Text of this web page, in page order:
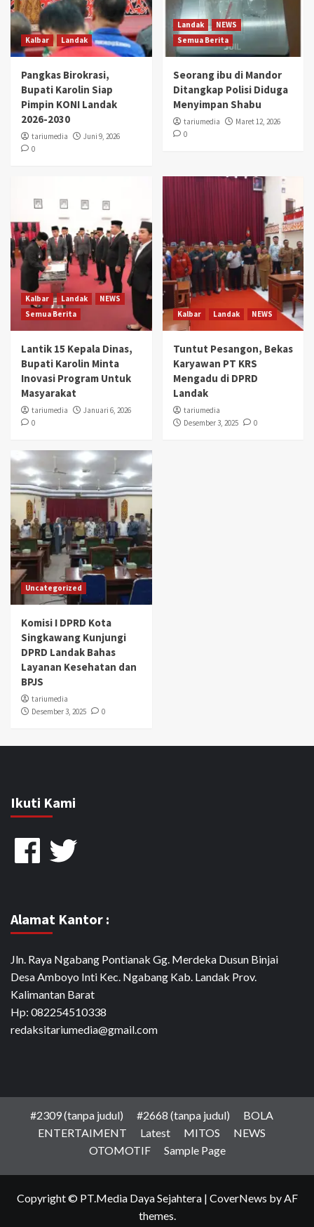
Kalbar Landak
Pangkas Birokrasi,
Bupati Karolin Siap
Pimpin KONI Landak
2026-2030
tariumedia
Juni 9, 2026
0
Landak
NEWS
Semua Berita
Seorang ibu di Mandor
Ditangkap Polisi Diduga
Menyimpan Shabu
tariumedia
Maret 12, 2026
0
Kalbar Landak
NEWS
Semua Berita
Lantik 15 Kepala Dinas,
Bupati Karolin Minta
Inovasi Program Untuk
Masyarakat
tariumedia
Januari 6, 2026
0
Kalbar Landak NEWS
Tuntut Pesangon, Bekas
Karyawan PT KRS
Mengadu di DPRD
Landak
tariumedia
Desember 3, 2025
0
Uncategorized
Komisi I DPRD Kota
Singkawang Kunjungi
DPRD Landak Bahas
Layanan Kesehatan dan
BPJS
tariumedia
Desember 3, 2025
0
Ikuti Kami
FacebookTwitter
Alamat Kantor :
Jln. Raya Ngabang Pontianak Gg. Merdeka Dusun Binjai
Desa Amboyo Inti Kec. Ngabang Kab. Landak Prov.
Kalimantan Barat
Hp: 082254510338
redaksitariumedia@gmail.com
#2309 (tanpa judul) #2668 (tanpa judul)
BOLA
ENTERTAIMENT
Latest MITOS
NEWS
OTOMOTIF
Sample Page
Copyright © PT.Media Daya Sejahtera | CoverNews by AF
themes.